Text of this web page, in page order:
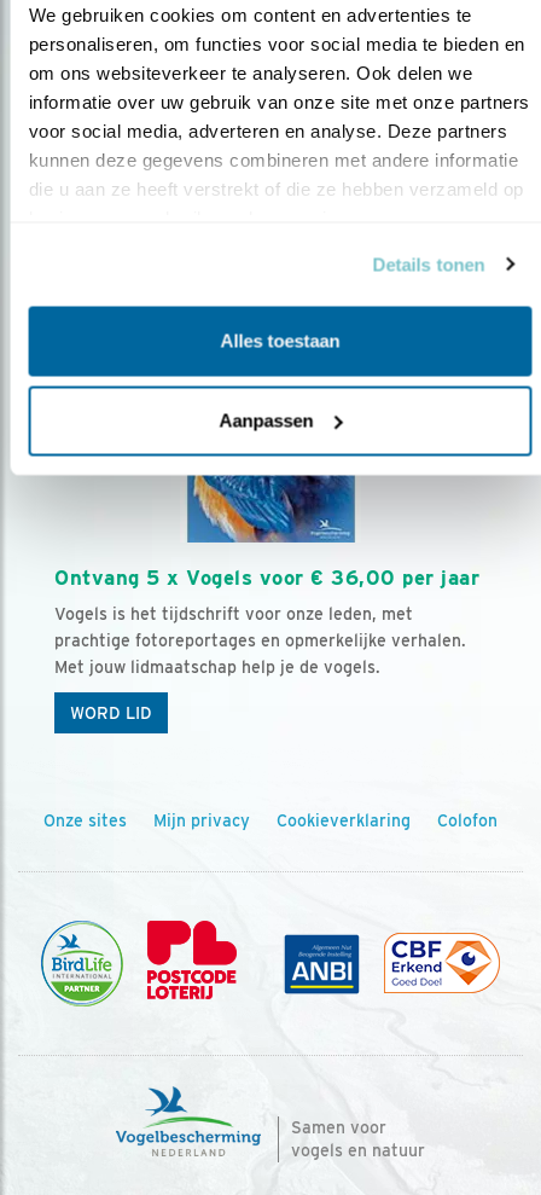
We gebruiken cookies om content en advertenties te
personaliseren, om functies voor social media te bieden en
om ons websiteverkeer te analyseren. Ook delen we
informatie over uw gebruik van onze site met onze partners
voor social media, adverteren en analyse. Deze partners
kunnen deze gegevens combineren met andere informatie
die u aan ze heeft verstrekt of die ze hebben verzameld op
Details tonen
Alles toestaan
Aanpassen
Meld je aan en ontvang nieuws, inspiratie, acties en tips
over vogels en activiteiten van Vogelbescherming.
AANMELDEN VOGELNIEUWS
Volg ons via social media
Ontvang 5 x Vogels voor € 36,00 per jaar
Vogels is het tijdschrift voor onze leden, met
prachtige fotoreportages en opmerkelijke verhalen.
Met jouw lidmaatschap help je de vogels.
WORD LID
Onze sites Mijn privacy Cookieverklaring Colofon
Samen voor
vogels en natuur